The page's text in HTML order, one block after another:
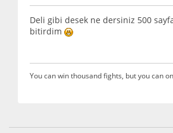
Deli gibi desek ne dersiniz 500
bitirdim
You can win thousand fights, but you can